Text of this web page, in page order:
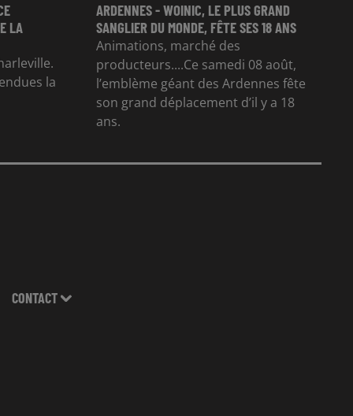
LA
la
ARDENNES - WOINIC, LE PLUS GRAND
SANGLIER DU MONDE, FÊTE SES 18 ANS
Animations, marché des
producteurs....Ce samedi 08 août,
l’emblème géant des Ardennes fête
son grand déplacement d’il y a 18
ans.
CONTACT